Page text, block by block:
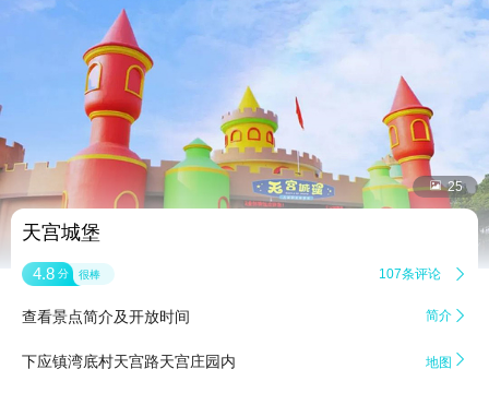
 25
天宫城堡
4.8 分 很棒 107条评论 
查看景点简介及开放时间 简介 
下应镇湾底村天宫路天宫庄园内 地图 